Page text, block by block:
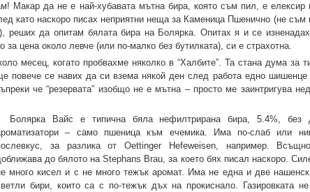
Макар да не е най-хубавата мътна бира, която съм пил, е елексир
като наскоро писах неприятни неща за Каменица Пшенично (не съм
реших да опитам бялата бира на Болярка. Опитах я и се
цена около левче (или по-малко без бутилката), си е страхотна.
месец, когато пробвахме няколко в “Халбите”. Та стана дума за
повече се навих да си взема някой ден след работа едно шишенце
че “резервата” изобщо не е мътна – просто ме заинтригува
Болярка Вайс е типична бяла нефилтрирана бира, 5.4%, без
– само пшеница към ечемика. Има по-слаб или
за разлика от Oettinger Hefeweisen, например.
до бялото на Stephans Brau, за което бях писал наскоро.
много кисел и с не много тежък аромат. Има не една и две
бири, които са с по-тежък дъх на прокиснало. Газировката